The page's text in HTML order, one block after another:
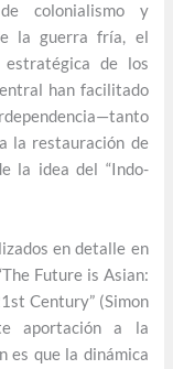
colonialismo y
la guerra fría, el
de los
han facilitado
la restauración de
la idea del “Indo-
en detalle en
Future is Asian:
Century” (Simon
aportación a la
es que la dinámica